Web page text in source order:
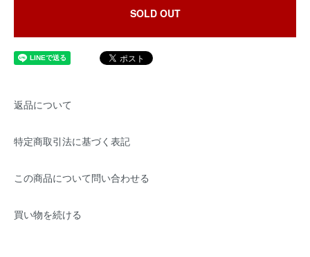
SOLD OUT
返品について
特定商取引法に基づく表記
この商品について問い合わせる
買い物を続ける